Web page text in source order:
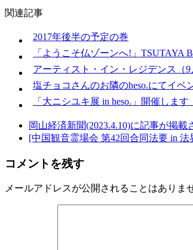
関連記事
2017年後半の予定の巻
「ようこそ仏ゾーンへ!」TSUTAYA
アーティスト・イン・レジデンス（9
塩チョコさんのお隣のheso.にてイベ
「大ニシユキ展 in heso.」開催します
岡山経済新聞(2023.4.10)に記事が掲載
[中国観音霊場会 第42回合同法要 in
コメントを残す
メールアドレスが公開されることはありま